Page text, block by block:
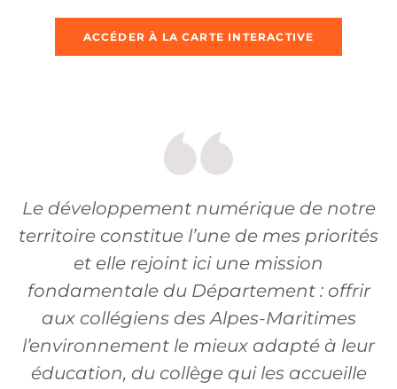
ACCÉDER À LA CARTE INTERACTIVE
Le développement numérique de notre
territoire constitue l’une de mes priorités
et elle rejoint ici une mission
fondamentale du Département : offrir
aux collégiens des Alpes-Maritimes
l’environnement le mieux adapté à leur
éducation, du collège qui les accueille